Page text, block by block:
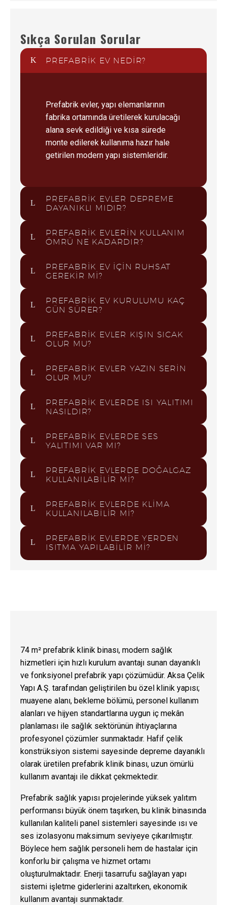
Sıkça Sorulan Sorular
PREFABRIK EV NEDIR?
Prefabrik evler, yapı elemanlarının
fabrika ortamında üretilerek kurulacağı
alana sevk edildiği ve kısa sürede
monte edilerek kullanıma hazır hale
getirilen modern yapı sistemleridir.
PREFABRIK EVLER DEPREME
DAYANIKLI MIDIR?
PREFABRIK EVLERIN KULLANIM
ÖMRÜ NE KADARDIR?
PREFABRIK EV IÇIN RUHSAT
GEREKIR MI?
PREFABRIK EV KURULUMU KAÇ
GÜN SÜRER?
PREFABRIK EVLER KIŞIN SICAK
OLUR MU?
PREFABRIK EVLER YAZIN SERIN
OLUR MU?
PREFABRIK EVLERDE ISI YALITIMI
NASILDIR?
PREFABRIK EVLERDE SES
YALITIMI VAR MI?
PREFABRIK EVLERDE DOĞALGAZ
KULLANILABILIR MI?
PREFABRIK EVLERDE KLIMA
KULLANILABILIR MI?
PREFABRIK EVLERDE YERDEN
ISITMA YAPILABILIR MI?
74 m² prefabrik klinik binası, modern sağlık
hizmetleri için hızlı kurulum avantajı sunan dayanıklı
ve fonksiyonel prefabrik yapı çözümüdür. Aksa Çelik
Yapı A.Ş. tarafından geliştirilen bu özel klinik yapısı;
muayene alanı, bekleme bölümü, personel kullanım
alanları ve hijyen standartlarına uygun iç mekân
planlaması ile sağlık sektörünün ihtiyaçlarına
profesyonel çözümler sunmaktadır. Hafif çelik
konstrüksiyon sistemi sayesinde depreme dayanıklı
olarak üretilen prefabrik klinik binası, uzun ömürlü
kullanım avantajı ile dikkat çekmektedir.
Prefabrik sağlık yapısı projelerinde yüksek yalıtım
performansı büyük önem taşırken, bu klinik binasında
kullanılan kaliteli panel sistemleri sayesinde ısı ve
ses izolasyonu maksimum seviyeye çıkarılmıştır.
Böylece hem sağlık personeli hem de hastalar için
konforlu bir çalışma ve hizmet ortamı
oluşturulmaktadır. Enerji tasarrufu sağlayan yapı
sistemi işletme giderlerini azaltırken, ekonomik
kullanım avantajı sunmaktadır.